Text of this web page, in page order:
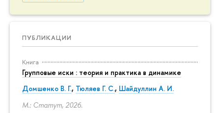
ПУБЛИКАЦИИ
Книга
Групповые иски : теория и практика в динамике
Домшенко В. Г., Тюляев Г. С., Шайдуллин А. И.
М.: Статут, 2026.